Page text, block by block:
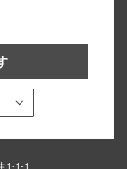
1-1-1